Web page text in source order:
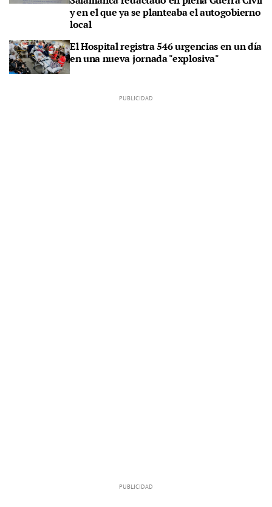
y en el que ya se planteaba el autogobierno
local
El Hospital registra 546 urgencias en un día
en una nueva jornada "explosiva"